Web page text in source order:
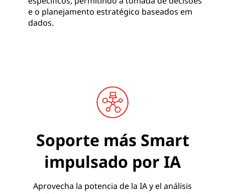
e o planejamento estratégico baseados em
dados.
Soporte más Smart
impulsado por IA
Aprovecha la potencia de la IA y el análisis